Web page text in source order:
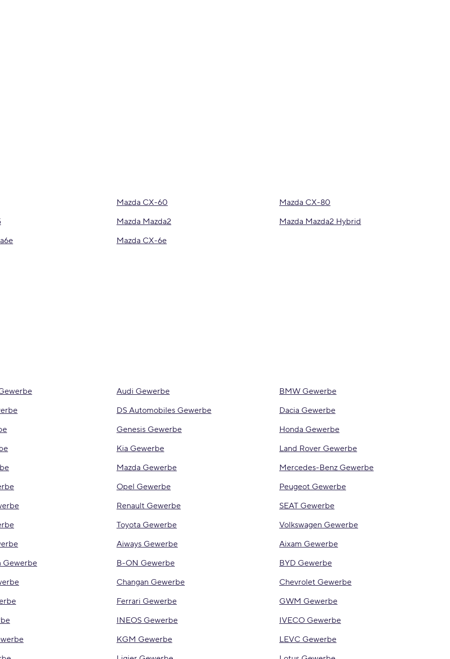
Mazda CX-60
Mazda CX-80
Mazda Mazda2
Mazda Mazda2 Hybrid
Mazda CX-6e
Audi Gewerbe
BMW Gewerbe
DS Automobiles Gewerbe
Dacia Gewerbe
Genesis Gewerbe
Honda Gewerbe
Kia Gewerbe
Land Rover Gewerbe
Mazda Gewerbe
Mercedes-Benz Gewerbe
Opel Gewerbe
Peugeot Gewerbe
Renault Gewerbe
SEAT Gewerbe
Toyota Gewerbe
Volkswagen Gewerbe
Aiways Gewerbe
Aixam Gewerbe
Gewerbe B-ON Gewerbe
BYD Gewerbe
Changan Gewerbe
Chevrolet Gewerbe
Ferrari Gewerbe
GWM Gewerbe
INEOS Gewerbe
IVECO Gewerbe
KGM Gewerbe
LEVC Gewerbe